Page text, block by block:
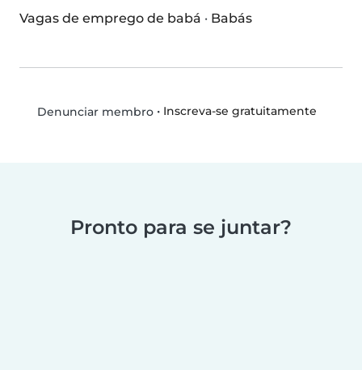
Vagas de emprego de babá · Babás
Denunciar membro• Inscreva-se gratuitamente
Pronto para se juntar?